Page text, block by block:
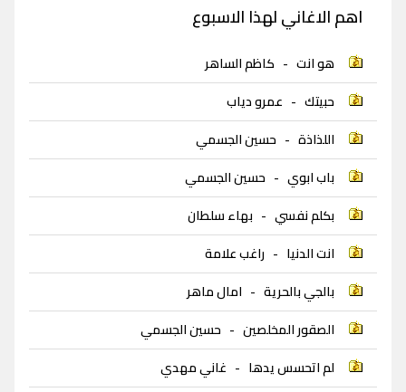
اهم الاغاني لهذا الاسبوع
هو انت - كاظم الساهر
حبيتك - عمرو دياب
اللذاذة - حسين الجسمي
باب ابوي - حسين الجسمي
بكلم نفسي - بهاء سلطان
انت الدنيا - راغب علامة
بالجي بالحرية - امال ماهر
الصقور المخلصين - حسين الجسمي
لم اتحسس يدها - غاني مهدي